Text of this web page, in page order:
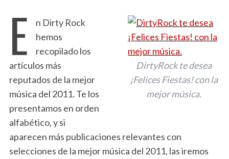
DirtyRock te desea
¡Felices Fiestas! con la
mejor música.
E
n Dirty Rock
hemos
recopilado los
artículos más
reputados de la mejor
música del 2011. Te los
presentamos en orden
alfabético, y si
aparecen más publicaciones relevantes con
selecciones de la mejor música del 2011, las iremos